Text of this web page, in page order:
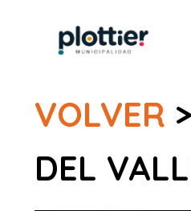
VOLVER
DEL